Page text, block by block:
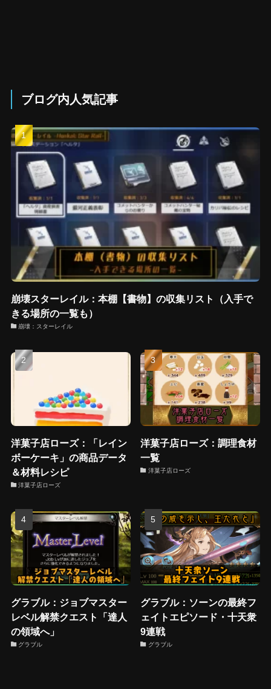
ブログ内人気記事
崩壊スターレイル：本棚【書物】の収集リスト（入手で
きる場所の一覧も）
崩壊：スターレイル
洋菓子店ローズ：「レイン
ボーケーキ」の商品データ
＆材料レシピ
洋菓子店ローズ
洋菓子店ローズ：調理食材
一覧
洋菓子店ローズ
グラブル：ジョブマスター
レベル解禁クエスト「達人
の領域へ」
グラブル
グラブル：ソーンの最終フ
ェイトエピソード・十天衆
9連戦
グラブル